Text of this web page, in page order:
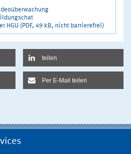
HGU (PDF, 49 kB, nicht barrierefrei)
teilen
Per E-Mail teilen